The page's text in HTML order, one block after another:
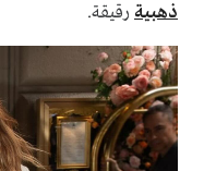
ذهبية رقيقة.